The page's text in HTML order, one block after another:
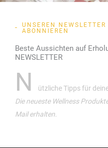
UNSEREN NEWSLETTER
ABONNIEREN
Beste Aussichten auf
NEWSLETTER
N
ützliche Tipps für
Die neueste Wellness
Mail erhalten.